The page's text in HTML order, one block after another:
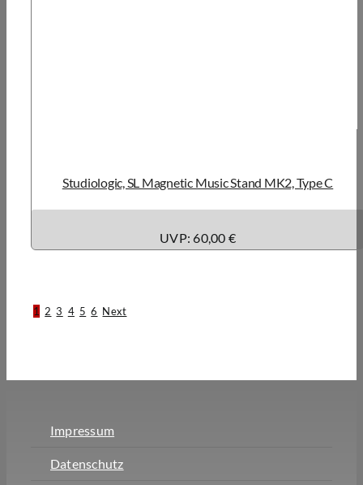
Studiologic, SL Magnetic Music Stand MK2, Type C
UVP: 60,00 €
1 2 3 4 5 6 Next
Impressum
Datenschutz